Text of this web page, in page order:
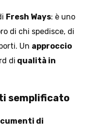
Fresh Ways: è uno
di chi spedisce, di
Un approccio
di qualità in
semplificato
di